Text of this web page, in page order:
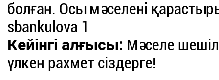
болған. Осы мәселені
sbankulova 1
Кейінгі алғысы: Мәселе
үлкен рахмет сіздерге!